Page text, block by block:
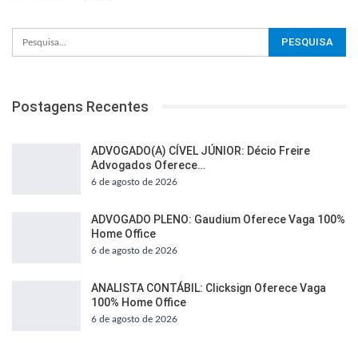
Postagens Recentes
ADVOGADO(A) CÍVEL JÚNIOR: Décio Freire
Advogados Oferece…
6 de agosto de 2026
ADVOGADO PLENO: Gaudium Oferece Vaga 100%
Home Office
6 de agosto de 2026
ANALISTA CONTÁBIL: Clicksign Oferece Vaga
100% Home Office
6 de agosto de 2026